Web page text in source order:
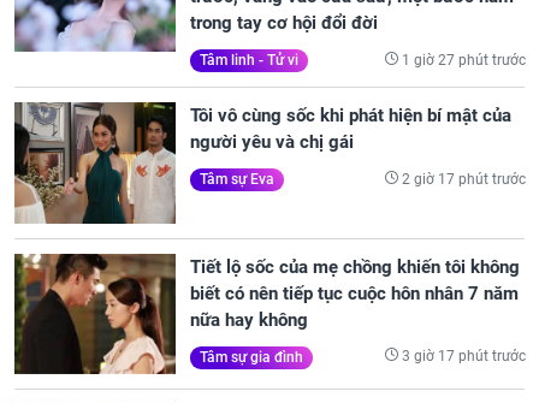
trong tay cơ hội đổi đời
Tâm linh - Tử vi 1 giờ 27 phút trước
Tôi vô cùng sốc khi phát hiện bí mật của
người yêu và chị gái
Tâm sự Eva 2 giờ 17 phút trước
Tiết lộ sốc của mẹ chồng khiến tôi không
biết có nên tiếp tục cuộc hôn nhân 7 năm
nữa hay không
Tâm sự gia đình 3 giờ 17 phút trước